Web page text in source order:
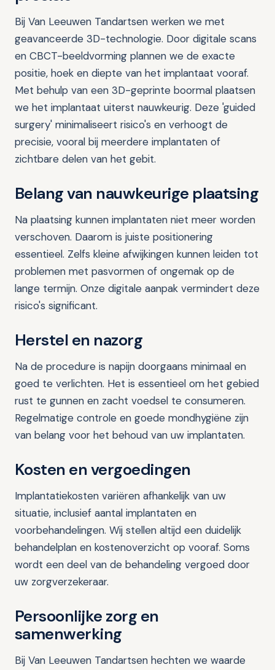
Bij Van Leeuwen Tandartsen werken we met
geavanceerde 3D-technologie. Door digitale scans
en CBCT-beeldvorming plannen we de exacte
positie, hoek en diepte van het implantaat vooraf.
Met behulp van een 3D-geprinte boormal plaatsen
we het implantaat uiterst nauwkeurig. Deze 'guided
surgery' minimaliseert risico's en verhoogt de
precisie, vooral bij meerdere implantaten of
zichtbare delen van het gebit.
Belang van nauwkeurige plaatsing
Na plaatsing kunnen implantaten niet meer worden
verschoven. Daarom is juiste positionering
essentieel. Zelfs kleine afwijkingen kunnen leiden tot
problemen met pasvormen of ongemak op de
lange termijn. Onze digitale aanpak vermindert deze
risico's significant.
Herstel en nazorg
Na de procedure is napijn doorgaans minimaal en
goed te verlichten. Het is essentieel om het gebied
rust te gunnen en zacht voedsel te consumeren.
Regelmatige controle en goede mondhygiëne zijn
van belang voor het behoud van uw implantaten.
Kosten en vergoedingen
Implantatiekosten variëren afhankelijk van uw
situatie, inclusief aantal implantaten en
voorbehandelingen. Wij stellen altijd een duidelijk
behandelplan en kostenoverzicht op vooraf. Soms
wordt een deel van de behandeling vergoed door
uw zorgverzekeraar.
Persoonlijke zorg en
samenwerking
Bij Van Leeuwen Tandartsen hechten we waarde